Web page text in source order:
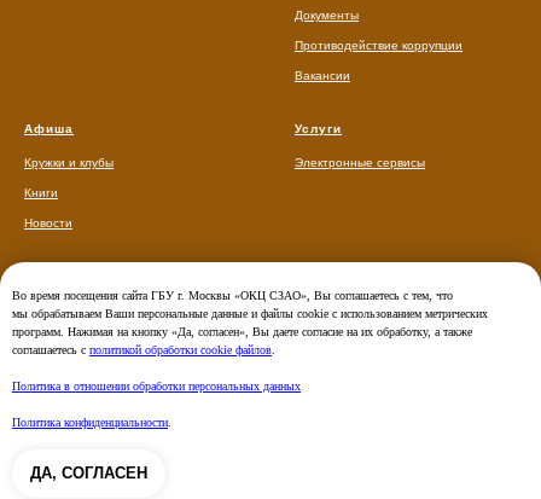
Во время посещения сайта ГБУ г. Москвы «ОКЦ СЗАО», Вы соглашаетесь с тем, что
мы обрабатываем Ваши персональные данные и файлы cookie с использованием метрических
программ. Нажимая на кнопку «Да, согласен», Вы даете согласие на их обработку, а также
соглашаетесь с политикой обработки cookie файлов.
Политика в отношении обработки персональных данных
Политика конфиденциальности.
ДА, СОГЛАСЕН
Документы
Противодействие коррупции
Вакансии
Афиша
Кружки и клубы
Книги
Новости
Услуги
Электронные сервисы